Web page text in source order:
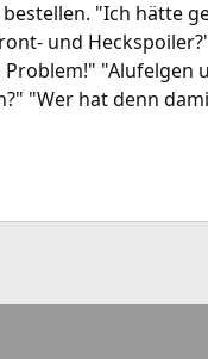
"Ich hätte
und
"Alufelgen
"Wer hat denn